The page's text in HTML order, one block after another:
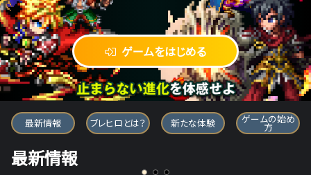
ゲームをはじめる
ブレイブ フロンティア ヒーローズ
最新情報 ブレヒロとは？ 新たな体験 ゲームの始め
方
最新情報